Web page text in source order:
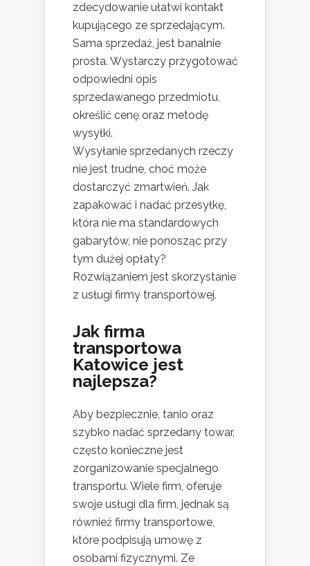
zdecydowanie ułatwi kontakt
kupującego ze sprzedającym.
Sama sprzedaż, jest banalnie
prosta. Wystarczy przygotować
odpowiedni opis
sprzedawanego przedmiotu,
określić cenę oraz metodę
wysyłki.
Wysyłanie sprzedanych rzeczy
nie jest trudne, choć może
dostarczyć zmartwień. Jak
zapakować i nadać przesyłkę,
która nie ma standardowych
gabarytów, nie ponosząc przy
tym dużej opłaty?
Rozwiązaniem jest skorzystanie
z usługi firmy transportowej.
Jak firma
transportowa
Katowice jest
najlepsza?
Aby bezpiecznie, tanio oraz
szybko nadać sprzedany towar,
często konieczne jest
zorganizowanie specjalnego
transportu. Wiele firm, oferuje
swoje usługi dla firm, jednak są
również firmy transportowe,
które podpisują umowę z
osobami fizycznymi. Ze